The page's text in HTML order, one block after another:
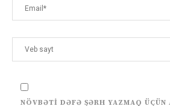
NÖVBƏTI DƏFƏ ŞƏRH YAZMAQ ÜÇÜN